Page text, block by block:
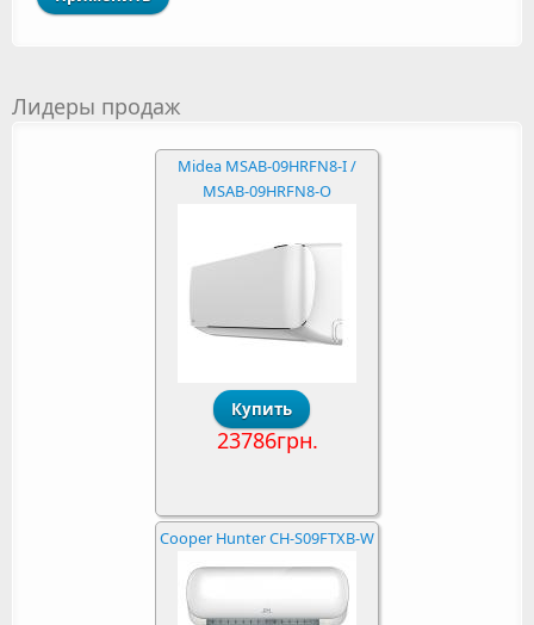
Лидеры продаж
Midea MSAB-09HRFN8-I /
MSAB-09HRFN8-O
23786грн.
Cooper Hunter CH-S09FTXB-W